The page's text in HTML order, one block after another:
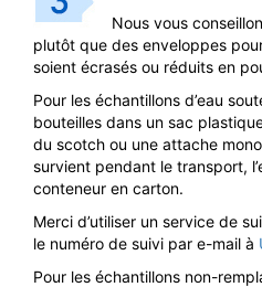
Nous vous
plutôt que des enveloppes
soient écrasés ou réduits en
Pour les échantillons d’eau
bouteilles dans un sac
du scotch ou une attache
survient pendant le transport,
conteneur en carton.
Merci d’utiliser un service de
le numéro de suivi par e-mail à
Pour les échantillons non-